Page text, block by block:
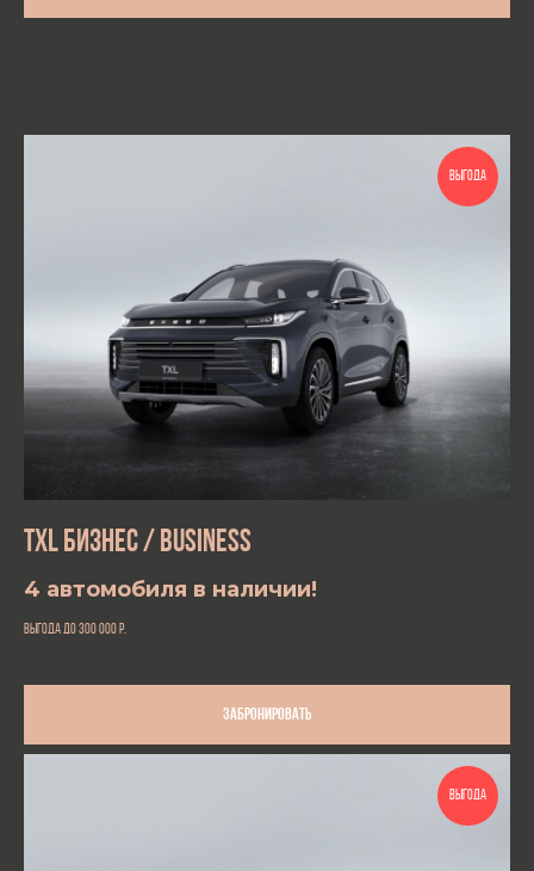
ВЫГОДА
TXL БИЗНЕС / BUSINESS
4 автомобиля в наличии!
выгода до 300 000 р.
Забронировать
ВЫГОДА